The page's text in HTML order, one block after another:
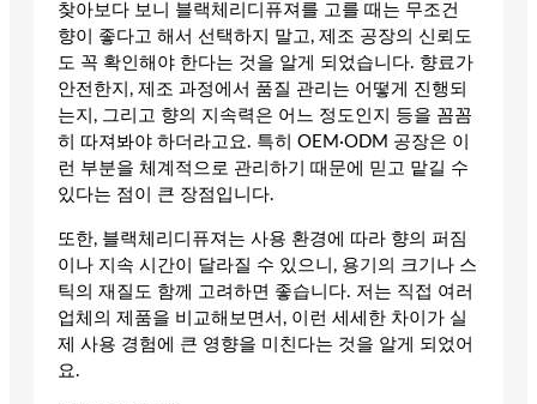
찾아보다 보니 블랙체리디퓨져를 고를 때는 무조건
향이 좋다고 해서 선택하지 말고, 제조 공장의 신뢰도
도 꼭 확인해야 한다는 것을 알게 되었습니다. 향료가
안전한지, 제조 과정에서 품질 관리는 어떻게 진행되
는지, 그리고 향의 지속력은 어느 정도인지 등을 꼼꼼
히 따져봐야 하더라고요. 특히 OEM·ODM 공장은 이
런 부분을 체계적으로 관리하기 때문에 믿고 맡길 수
있다는 점이 큰 장점입니다.
또한, 블랙체리디퓨져는 사용 환경에 따라 향의 퍼짐
이나 지속 시간이 달라질 수 있으니, 용기의 크기나 스
틱의 재질도 함께 고려하면 좋습니다. 저는 직접 여러
업체의 제품을 비교해보면서, 이런 세세한 차이가 실
제 사용 경험에 큰 영향을 미친다는 것을 알게 되었어
요.